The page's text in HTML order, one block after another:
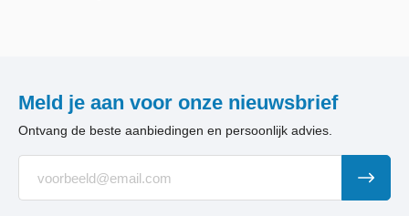
Meld je aan voor onze nieuwsbrief
Ontvang de beste aanbiedingen en persoonlijk advies.